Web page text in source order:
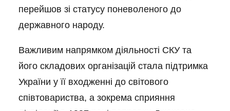
перейшов зі статусу поневоленого до
державного народу.
Важливим напрямком діяльності СКУ та
його складових організацій стала підтримка
України у її входженні до світового
співтовариства, а зокрема сприяння